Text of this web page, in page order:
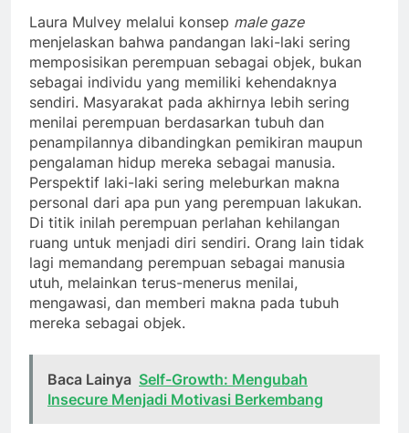
Laura Mulvey melalui konsep male gaze
menjelaskan bahwa pandangan laki-laki sering
memposisikan perempuan sebagai objek, bukan
sebagai individu yang memiliki kehendaknya
sendiri. Masyarakat pada akhirnya lebih sering
menilai perempuan berdasarkan tubuh dan
penampilannya dibandingkan pemikiran maupun
pengalaman hidup mereka sebagai manusia.
Perspektif laki-laki sering meleburkan makna
personal dari apa pun yang perempuan lakukan.
Di titik inilah perempuan perlahan kehilangan
ruang untuk menjadi diri sendiri. Orang lain tidak
lagi memandang perempuan sebagai manusia
utuh, melainkan terus-menerus menilai,
mengawasi, dan memberi makna pada tubuh
mereka sebagai objek.
Baca Lainya Self-Growth: Mengubah
Insecure Menjadi Motivasi Berkembang